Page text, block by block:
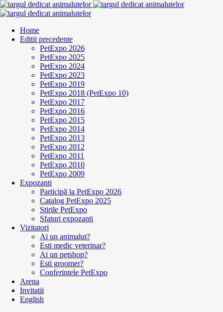
Home
Editii precedente
PetExpo 2026
PetExpo 2025
PetExpo 2024
PetExpo 2023
PetExpo 2019
PetExpo 2018 (PetExpo 10)
PetExpo 2017
PetExpo 2016
PetExpo 2015
PetExpo 2014
PetExpo 2013
PetExpo 2012
PetExpo 2011
PetExpo 2010
PetExpo 2009
Expozanti
Participă la PetExpo 2026
Catalog PetExpo 2025
Stirile PetExpo
Sfaturi expozanti
Vizitatori
Ai un animalut?
Esti medic veterinar?
Ai un petshop?
Esti groomer?
Conferintele PetExpo
Arena
Invitatii
English